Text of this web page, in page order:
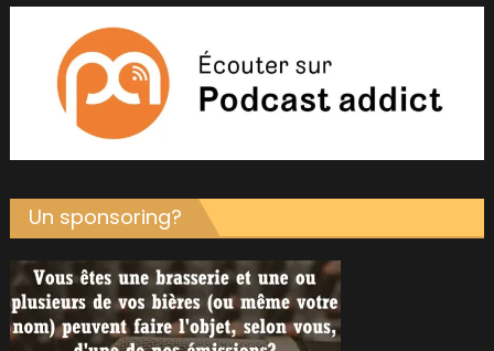
Un sponsoring?